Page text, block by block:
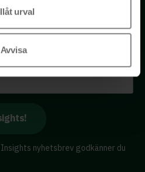
urval
Avvisa
från våra olika kloka
nyhetsbrev godkänner du